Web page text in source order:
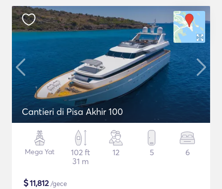
Cantieri di Pisa Akhir 100
Mega Yat
102 ft
31 m
12 5 6
$11,812/gece